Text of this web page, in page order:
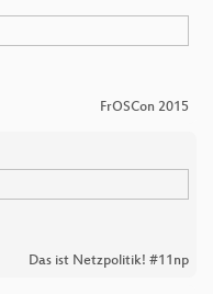
FrOSCon 2015
Das ist Netzpolitik! #11np